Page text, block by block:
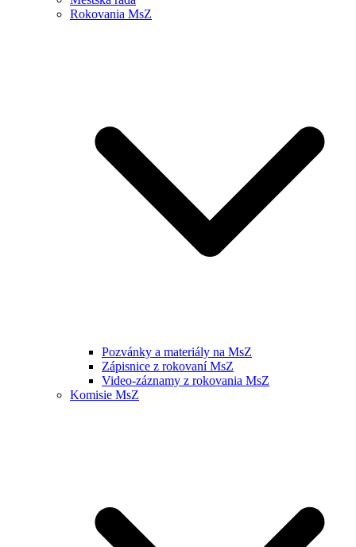
Rokovania MsZ
Pozvánky a materiály na MsZ
Zápisnice z rokovaní MsZ
Video-záznamy z rokovania MsZ
Komisie MsZ